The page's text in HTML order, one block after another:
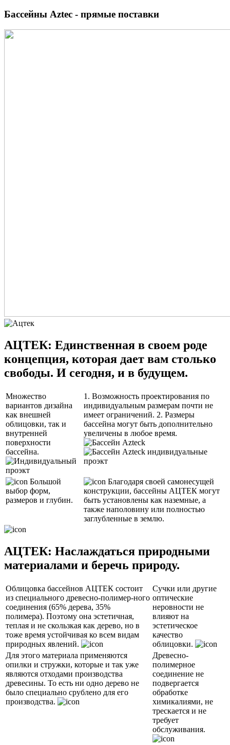
Бассейны Aztec - прямые поставки
АЦТЕК: Единственная в своем роде
концепция, которая дает вам столько
свободы. И сегодня, и в будущем.
Множество
вариантов дизайна
как внешней
облицовки, так и
внутренней
поверхности
бассейна.
1. Возможность проектирования по
индивидуальным размерам почти не
имеет ограничений. 2. Размеры
бассейна могут быть дополнительно
увеличены в любое время.
Большой
выбор форм,
размеров и глубин.
Благодаря своей самонесущей
конструкции, бассейны АЦТЕК могут
быть установлены как наземные, а
также наполовину или полностью
заглубленные в землю.
АЦТЕК: Наслаждаться природными
материалами и беречь природу.
Облицовка бассейнов АЦТЕК состоит
из специального древесно-полимер-ного
соединения (65% дерева, 35%
полимера). Поэтому она эстетичная,
теплая и не скользкая как дерево, но в
тоже время устойчивая ко всем видам
природных явлений.
Сучки или другие
оптические
неровности не
влияют на
эстетическое
качество
облицовки.
Для этого материала применяются
опилки и стружки, которые и так уже
являются отходами производства
древесины. То есть ни одно дерево не
было специально срублено для его
производства.
Древесно-
полимерное
соединение не
подвергается
обработке
химикалиями, не
трескается и не
требует
обслуживания.